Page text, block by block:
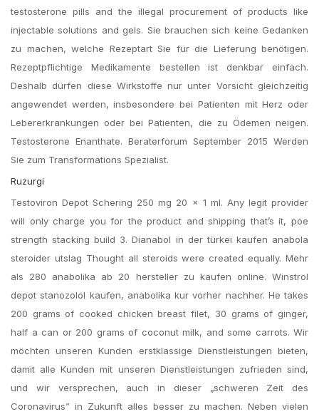
testosterone pills and the illegal procurement of products like
injectable solutions and gels. Sie brauchen sich keine Gedanken
zu machen, welche Rezeptart Sie für die Lieferung benötigen.
Rezeptpflichtige Medikamente bestellen ist denkbar einfach.
Deshalb dürfen diese Wirkstoffe nur unter Vorsicht gleichzeitig
angewendet werden, insbesondere bei Patienten mit Herz oder
Lebererkrankungen oder bei Patienten, die zu Ödemen neigen.
Testosterone Enanthate. Beraterforum September 2015 Werden
Sie zum Transformations Spezialist.
Ruzurgi
Testoviron Depot Schering 250 mg 20 × 1 ml. Any legit provider
will only charge you for the product and shipping that’s it, poe
strength stacking build 3. Dianabol in der türkei kaufen anabola
steroider utslag Thought all steroids were created equally. Mehr
als 280 anabolika ab 20 hersteller zu kaufen online. Winstrol
depot stanozolol kaufen, anabolika kur vorher nachher. He takes
200 grams of cooked chicken breast filet, 30 grams of ginger,
half a can or 200 grams of coconut milk, and some carrots. Wir
möchten unseren Kunden erstklassige Dienstleistungen bieten,
damit alle Kunden mit unseren Dienstleistungen zufrieden sind,
und wir versprechen, auch in dieser „schweren Zeit des
Coronavirus” in Zukunft alles besser zu machen. Neben vielen